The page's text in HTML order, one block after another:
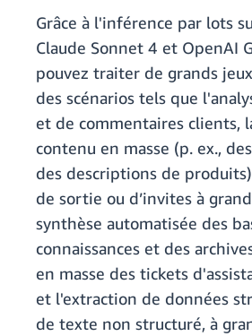
Grâce à l'inférence par lots
Claude Sonnet 4 et OpenAI
pouvez traiter de grands
des scénarios tels que
et de commentaires clients,
contenu en masse (p. ex.,
des descriptions de
de sortie ou d’invites à
synthèse automatisée des
connaissances et des
en masse des tickets
et l'extraction de données
de texte non structuré, à